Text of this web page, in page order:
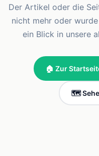
Der Artikel oder die
nicht mehr oder
ein Blick in unsere
🏠 Zur
🗺️